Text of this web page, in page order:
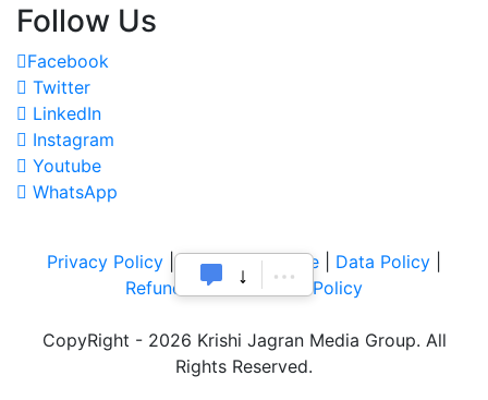
Follow Us
Facebook
Twitter
LinkedIn
Instagram
Youtube
WhatsApp
Privacy Policy |Terms of Service Data Policy
Refund & Cancellation Policy
CopyRight - 2026 Krishi Jagran Media Group. All
Rights Reserved.